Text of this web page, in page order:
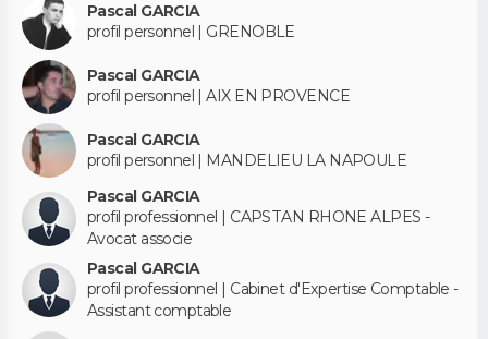
Pascal GARCIA
profil personnel | GRENOBLE
Pascal GARCIA
profil personnel | AIX EN PROVENCE
Pascal GARCIA
profil personnel | MANDELIEU LA NAPOULE
Pascal GARCIA
profil professionnel | CAPSTAN RHONE ALPES -
Avocat associe
Pascal GARCIA
profil professionnel | Cabinet d'Expertise Comptable -
Assistant comptable